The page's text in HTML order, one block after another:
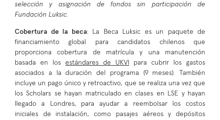
selección y asignación de fondos sin participación de
Fundación Luksic.
Cobertura de la beca: La Beca Luksic es un paquete de
financiamiento global para candidatos chilenos que
proporciona cobertura de matrícula y una manutención
basada en los estándares de UKVI
para cubrir los gastos
asociados a la duración del programa (9 meses). También
incluye un pago único y retroactivo, que se realiza una vez que
los Scholars se hayan matriculado en clases en LSE y hayan
llegado a Londres, para ayudar a reembolsar los costos
iniciales de instalación, como pasajes aéreos y depósitos